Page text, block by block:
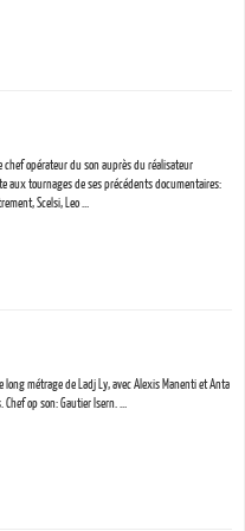
chef opérateur du son auprès du réalisateur
aux tournages de ses précédents documentaires:
Scelsi, Leo …
long métrage de Ladj Ly, avec Alexis Manenti et Anta
Chef op son: Gautier Isern. …